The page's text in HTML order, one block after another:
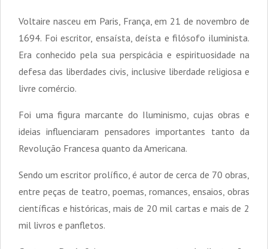
Voltaire nasceu em Paris, França, em 21 de novembro de
1694. Foi escritor, ensaísta, deísta e filósofo iluminista.
Era conhecido pela sua perspicácia e espirituosidade na
defesa das liberdades civis, inclusive liberdade religiosa e
livre comércio.
Foi uma figura marcante do Iluminismo, cujas obras e
ideias influenciaram pensadores importantes tanto da
Revolução Francesa quanto da Americana.
Sendo um escritor prolífico, é autor de cerca de 70 obras,
entre peças de teatro, poemas, romances, ensaios, obras
científicas e históricas, mais de 20 mil cartas e mais de 2
mil livros e panfletos.